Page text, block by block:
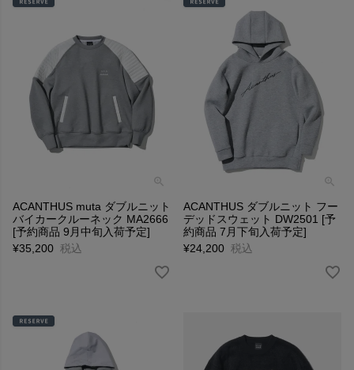
ACANTHUS muta ダブルニット
バイカークルーネック MA2666
[予約商品 9月中旬入荷予定]
¥35,200 税込
ACANTHUS ダブルニット フー
デッドスウェット DW2501 [予
約商品 7月下旬入荷予定]
¥24,200 税込